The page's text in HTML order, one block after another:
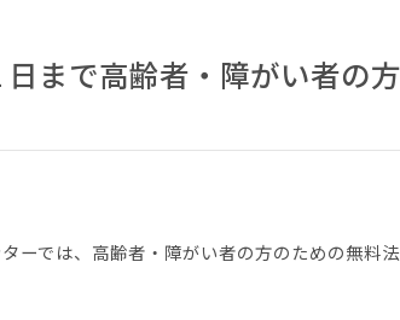
まで高齢者・障がい者の
ーでは、高齢者・障がい者の方のための無料